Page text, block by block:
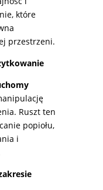
które
przestrzeni.
Ruszt ten
popiołu,
i